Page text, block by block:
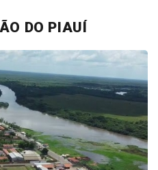
DO PIAUÍ